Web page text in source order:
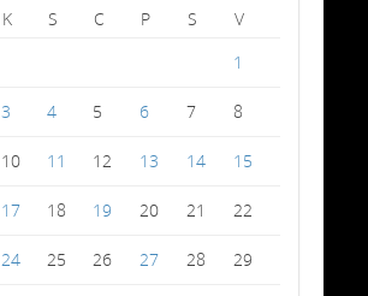
K S C P S
V
1
3 4 5 6 7 8
10 11 12 13 14 15
17 18 19 20 21 22
24 25 26 27 28 29